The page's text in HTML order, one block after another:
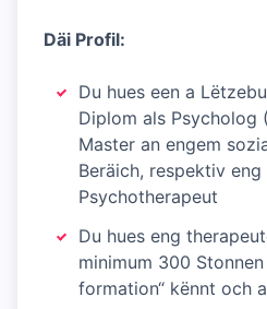
Däi Profil:
Du hues een a
Diplom als Psycholog
Master an engem
Beräich, respektiv
Psychotherapeut
Du hues eng
minimum 300
formation“ kënnt och